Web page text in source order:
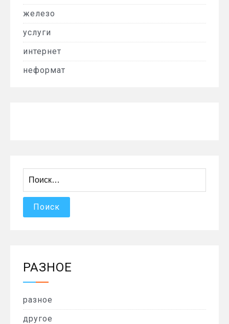
железо
услуги
интернет
неформат
РАЗНОЕ
разное
другое